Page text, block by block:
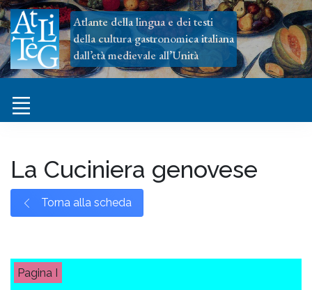
Atlante della lingua e dei testi
della cultura gastronomica italiana
dall’età medievale all’Unità
La Cuciniera genovese
Torna alla scheda
I